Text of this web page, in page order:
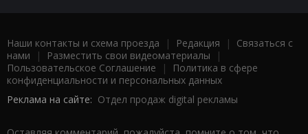
Наши контакты и схема проезда | Редакция | Связаться с
нами | Разместить свои видеоматериалы |
Пользовательское Соглашение |
Политика в сфере
конфиденциальности и персональных данных
Реклама на сайте: Отдел продаж digital рекламы